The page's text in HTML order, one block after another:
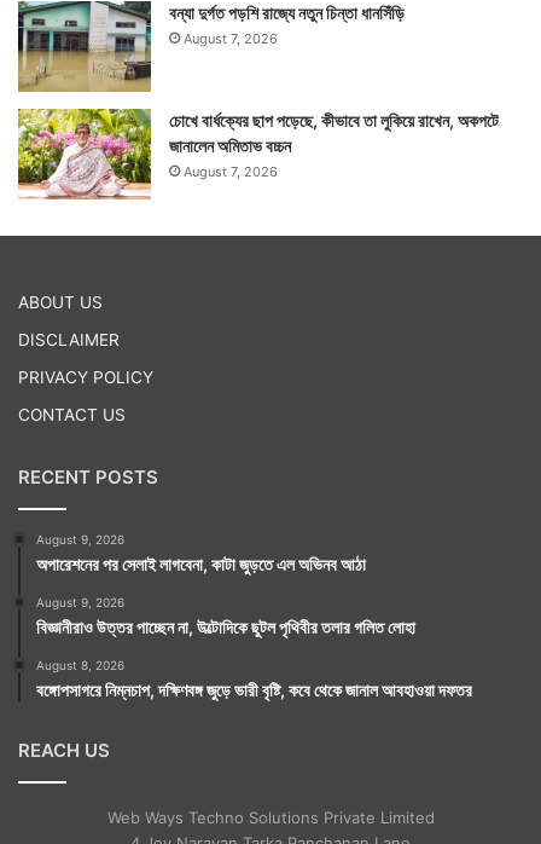
বন্যা দুর্গত পড়শি রাজ্যে নতুন চিন্তা ধানসিঁড়ি
August 7, 2026
চোখে বার্ধক্যের ছাপ পড়েছে, কীভাবে তা লুকিয়ে রাখেন, অকপটে
জানালেন অমিতাভ বচ্চন
August 7, 2026
ABOUT US
DISCLAIMER
PRIVACY POLICY
CONTACT US
RECENT POSTS
August 9, 2026
অপারেশনের পর সেলাই লাগবেনা, কাটা জুড়তে এল অভিনব আঠা
August 9, 2026
বিজ্ঞানীরাও উত্তর পাচ্ছেন না, উল্টোদিকে ছুটল পৃথিবীর তলার গলিত লোহা
August 8, 2026
বঙ্গোপসাগরে নিম্নচাপ, দক্ষিণবঙ্গ জুড়ে ভারী বৃষ্টি, কবে থেকে জানাল আবহাওয়া দফতর
REACH US
Web Ways Techno Solutions Private Limited